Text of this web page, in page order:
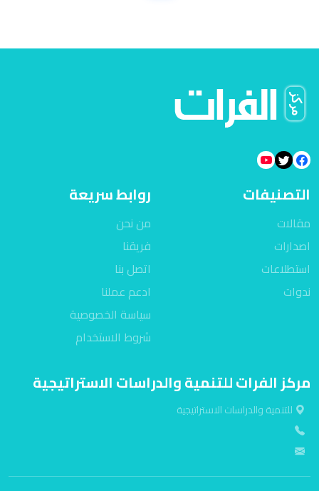
التصنيفات
مقالات
اصدارات
استطلاعات
ندوات
روابط سريعة
من نحن
فريقنا
اتصل بنا
ادعم عملنا
سياسة الخصوصية
شروط الاستخدام
مركز الفرات للتنمية والدراسات الاستراتيجية
للتنمية والدراسات الاستراتيجية